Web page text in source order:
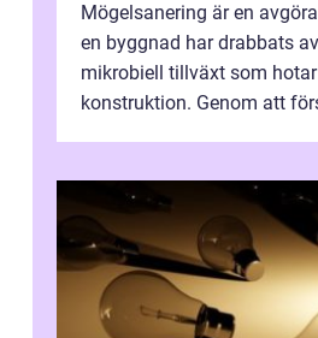
Mögelsanering är en
en byggnad har drabbats
mikrobiell tillväxt som
konstruktion. Genom att